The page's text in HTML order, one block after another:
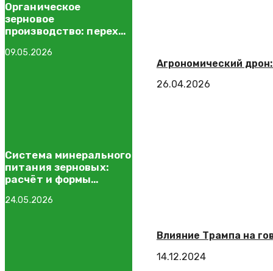
Агрономический
26.04.2026
Влияние Трампа на
14.12.2024
Органическое
зерновое
производство: переход
09.05.2026
Система минерального
питания зерновых:
расчёт и формы
24.05.2026